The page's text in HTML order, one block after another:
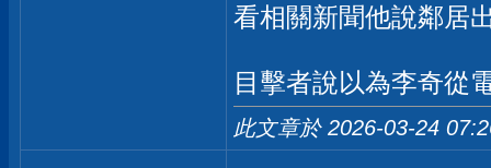
看相關新聞他說鄰居
目擊者說以為李奇從
此文章於 2026-03-24